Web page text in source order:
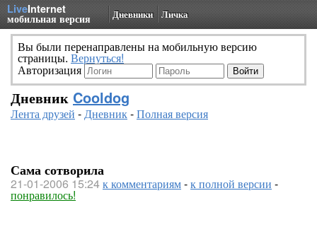
LiveInternet
мобильная версия Дневники Личка
Вы были перенаправлены на мобильную версию
страницы. Вернуться!
Авторизация
Дневник Cooldog
Лента друзей -Дневник-Полная версия
Сама сотворила
21-01-2006 15:24к комментариям-к полной версии -
понравилось!